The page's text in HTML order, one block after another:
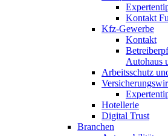
Kontakt
Kfz-Gewerbe
Kontakt
Autohaus
Arbeitsschutz
Hotellerie
Digital Trust
Branchen